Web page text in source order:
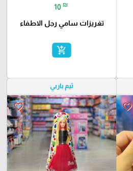
10 ₪
تغريزات سامي رجل الاطفاء
add_shopping_cart
favorite_border
ثيم باربي
favorite_border